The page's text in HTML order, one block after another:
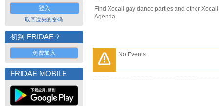
取回遗失的密码
初到 FRIDAE？
免费加入
FRIDAE MOBILE
Find Xocali gay dance parties and other
Agenda.
No Events